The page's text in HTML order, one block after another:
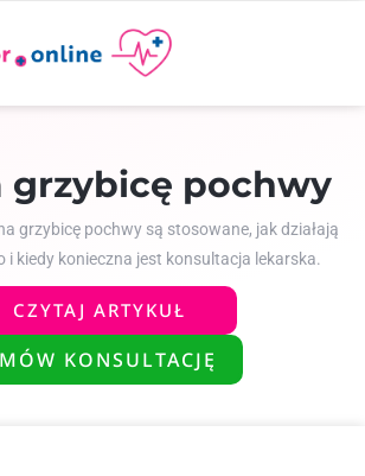
grzybicę pochwy
grzybicę pochwy są stosowane, jak działają
i kiedy konieczna jest konsultacja lekarska.
CZYTAJ ARTYKUŁ
KONSULTACJĘ